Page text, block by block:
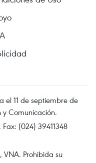
el 11 de septiembre de
Comunicación.
Fax: (024) 39411348
VNA. Prohibida su